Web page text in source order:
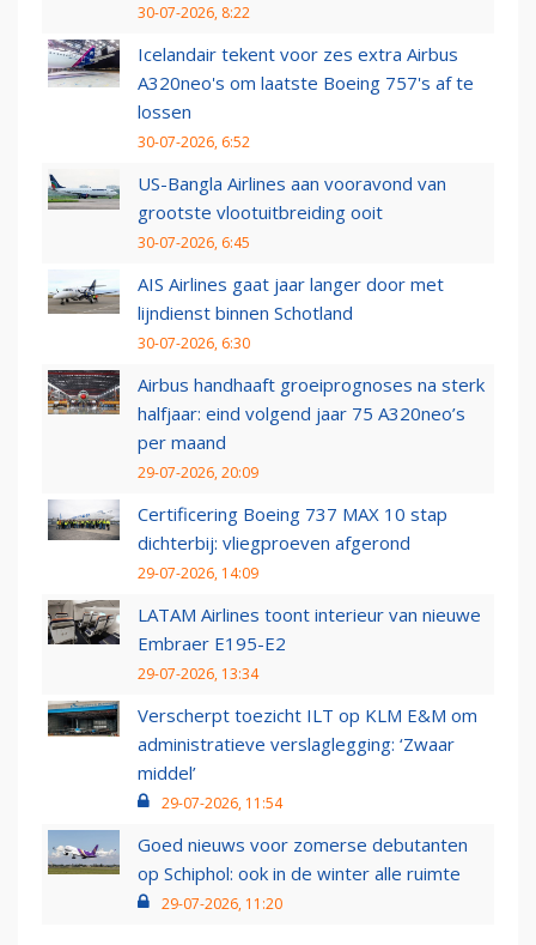
30-07-2026, 8:22
Icelandair tekent voor zes extra Airbus
A320neo's om laatste Boeing 757's af te
lossen
30-07-2026, 6:52
US-Bangla Airlines aan vooravond van
grootste vlootuitbreiding ooit
30-07-2026, 6:45
AIS Airlines gaat jaar langer door met
lijndienst binnen Schotland
30-07-2026, 6:30
Airbus handhaaft groeiprognoses na sterk
halfjaar: eind volgend jaar 75 A320neo’s
per maand
29-07-2026, 20:09
Certificering Boeing 737 MAX 10 stap
dichterbij: vliegproeven afgerond
29-07-2026, 14:09
LATAM Airlines toont interieur van nieuwe
Embraer E195-E2
29-07-2026, 13:34
Verscherpt toezicht ILT op KLM E&M om
administratieve verslaglegging: ‘Zwaar
middel’
29-07-2026, 11:54
Goed nieuws voor zomerse debutanten
op Schiphol: ook in de winter alle ruimte
29-07-2026, 11:20